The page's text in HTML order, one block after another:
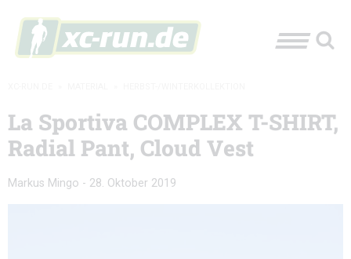
La Sportiva COMPLEX T-SHIRT,
Radial Pant, Cloud Vest
Markus Mingo - 28. Oktober 2019